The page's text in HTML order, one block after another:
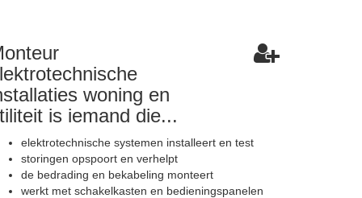
woning en
is iemand die...
elektrotechnische systemen installeert en test
storingen opspoort en verhelpt
de bedrading en bekabeling monteert
werkt met schakelkasten en bedieningspanelen